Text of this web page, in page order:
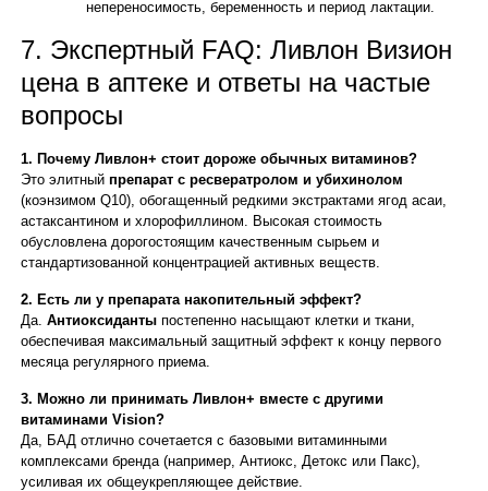
непереносимость, беременность и период лактации.
7. Экспертный FAQ: Ливлон Визион
цена в аптеке и ответы на частые
вопросы
1. Почему Ливлон+ стоит дороже обычных витаминов?
Это элитныйпрепарат с ресвератролом и убихинолом
(коэнзимом Q10), обогащенный редкими экстрактами ягод асаи,
астаксантином и хлорофиллином. Высокая стоимость
обусловлена дорогостоящим качественным сырьем и
стандартизованной концентрацией активных веществ.
2. Есть ли у препарата накопительный эффект?
Да.Антиоксиданты постепенно насыщают клетки и ткани,
обеспечивая максимальный защитный эффект к концу первого
месяца регулярного приема.
3. Можно ли принимать Ливлон+ вместе с другими
витаминами Vision?
Да, БАД отлично сочетается с базовыми витаминными
комплексами бренда (например, Антиокс, Детокс или Пакс),
усиливая их общеукрепляющее действие.